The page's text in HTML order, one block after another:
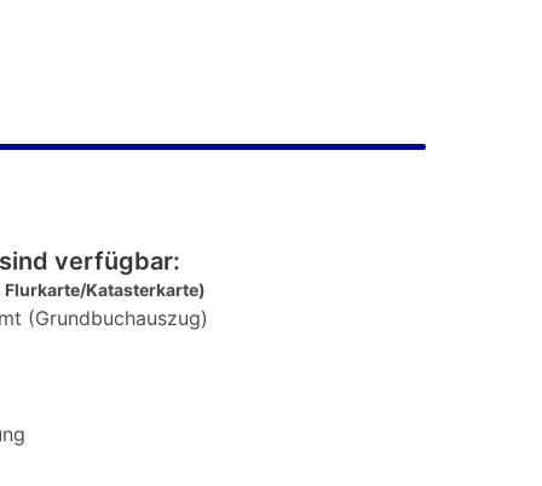
verfügbar:
Flurkarte/Katasterkarte)
(Grundbuchauszug)